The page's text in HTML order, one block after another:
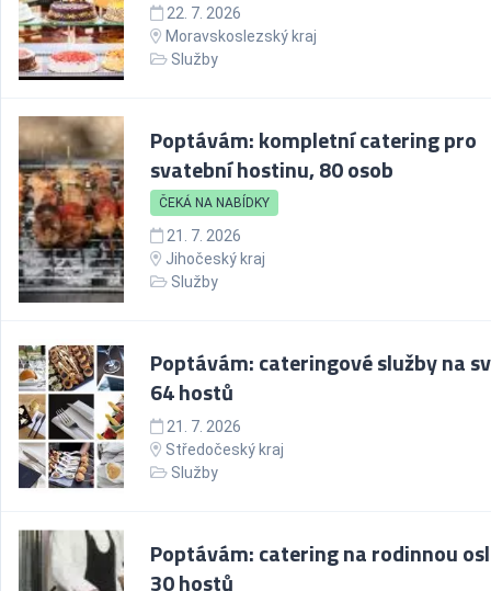
22. 7. 2026
Moravskoslezský kraj
Služby
Poptávám: kompletní catering pro
svatební hostinu, 80 osob
ČEKÁ NA NABÍDKY
21. 7. 2026
Jihočeský kraj
Služby
Poptávám: cateringové služby na
64 hostů
21. 7. 2026
Středočeský kraj
Služby
Poptávám: catering na rodinnou
30 hostů